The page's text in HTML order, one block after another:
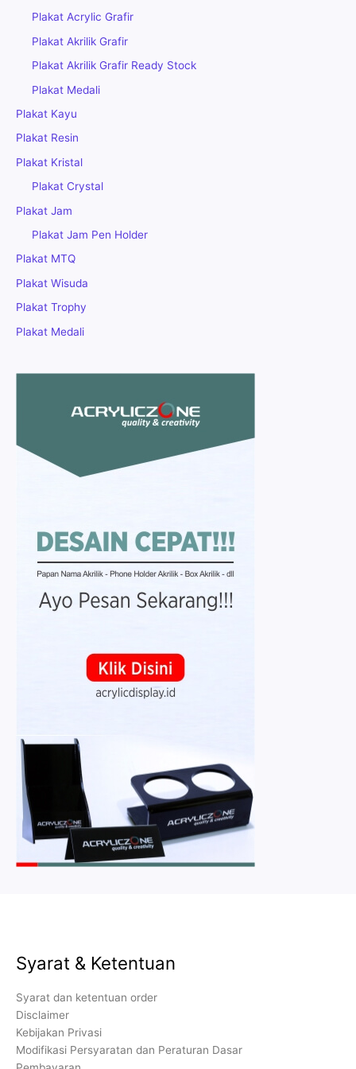
Plakat Acrylic Grafir
Plakat Akrilik Grafir
Plakat Akrilik Grafir Ready Stock
Plakat Medali
Plakat Kayu
Plakat Resin
Plakat Kristal
Plakat Crystal
Plakat Jam
Plakat Jam Pen Holder
Plakat MTQ
Plakat Wisuda
Plakat Trophy
Plakat Medali
Syarat & Ketentuan
Syarat dan ketentuan order
Disclaimer
Kebijakan Privasi
Modifikasi Persyaratan dan Peraturan Dasar